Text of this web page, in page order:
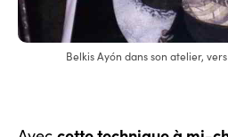
Belkis Ayón dans son atelier,